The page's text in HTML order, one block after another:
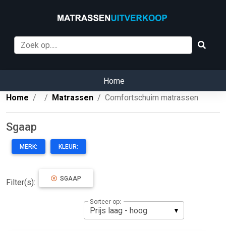
Home
Home
Matrassen Comfortschuim matrassen
Sgaap
MERK: KLEUR:
Filter(s): SGAAP
Sorteer op: